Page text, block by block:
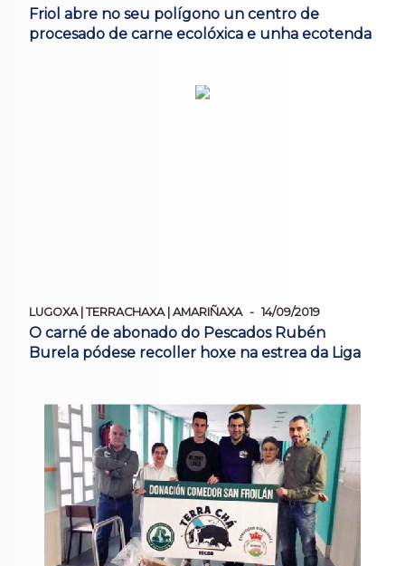
Friol abre no seu polígono un centro de
procesado de carne ecolóxica e unha ecotenda
LUGOXA | TERRACHAXA | AMARIÑAXA 14/09/2019
O carné de abonado do Pescados Rubén
Burela pódese recoller hoxe na estrea da Liga